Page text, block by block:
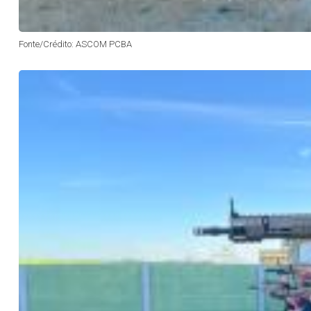
Fonte/Crédito: ASCOM PCBA